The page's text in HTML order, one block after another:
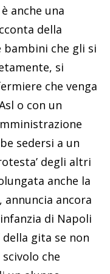
anche una
della
che gli si
si
che venga
o con un
sedersi a un
degli altri
anche la
ancora
di Napoli
della gita se non
che